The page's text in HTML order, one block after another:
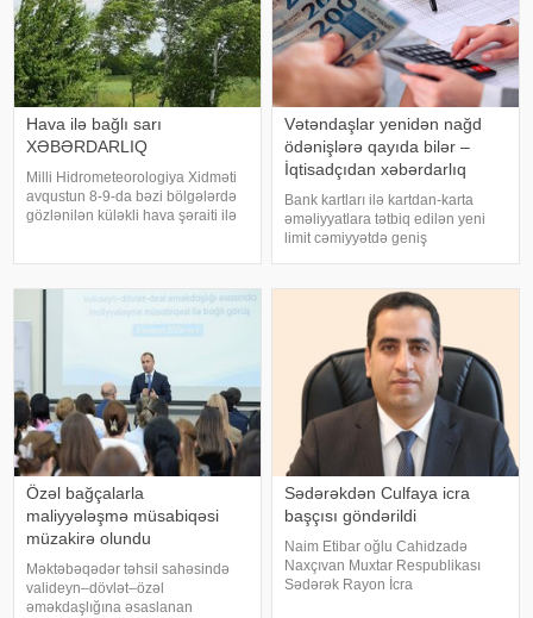
Hava ilə bağlı sarı
XƏBƏRDARLIQ
Milli Hidrometeorologiya Xidməti
avqustun 8-9-da bəzi bölgələrdə
gözlənilən küləkli hava şəraiti ilə
Goranboy, Naftalan, Daşkəsən
Vətəndaşlar yenidən nağd
ödənişlərə qayıda bilər –
İqtisadçıdan xəbərdarlıq
Bank kartları ilə kartdan-karta
əməliyyatlara tətbiq edilən yeni
limit cəmiyyətdə geniş
qaydalara əsasən, vətəndaşlar
gün ərzində maksimum 5 mədaxil
və 5 köçürmə əməliyyat
Özəl bağçalarla
maliyyələşmə müsabiqəsi
müzakirə olundu
Məktəbəqədər təhsil sahəsində
valideyn–dövlət–özəl
əməkdaşlığına əsaslanan
Sədərəkdən Culfaya icra
başçısı göndərildi
Naim Etibar oğlu Cahidzadə
Naxçıvan Muxtar Respublikası
Sədərək Rayon İcra